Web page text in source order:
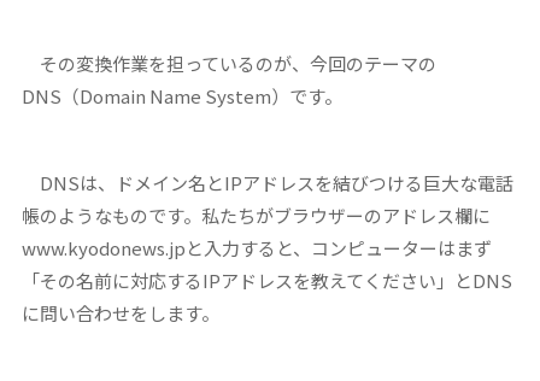
その変換作業を担っているのが、今回のテーマの
DNS（Domain Name System）です。
DNSは、ドメイン名とIPアドレスを結びつける巨大な電話
帳のようなものです。私たちがブラウザーのアドレス欄に
www.kyodonews.jpと入力すると、コンピューターはまず
「その名前に対応するIPアドレスを教えてください」とDNS
に問い合わせをします。